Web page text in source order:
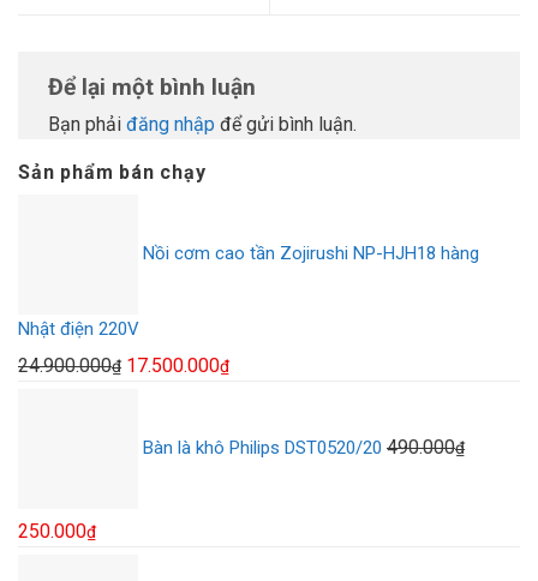
Sản phẩm bán chạy
Nồi cơm cao tần Zojirushi NP-HJH18 hàng
Nhật điện 220V
24.900.000₫ Giá
24.900.000₫.
17.500.000₫Giá
là:
Bàn là khô Philips DST0520/20 490.000₫
Giá
250.000₫Giá
Để lại một bình luận
Bạn phải đăng nhập để gửi bình luận.